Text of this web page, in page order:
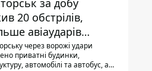
за добу
20 обстрілів,
авіаударів
через ворожі удари
приватні будинки,
автомобілі та автобус, а